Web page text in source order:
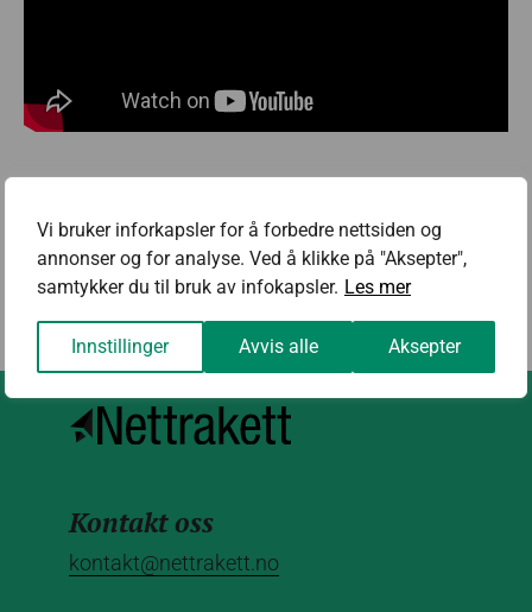
Vi bruker inforkapsler for å forbedre nettsiden og
annonser og for analyse. Ved å klikke på "Aksepter",
samtykker du til bruk av infokapsler. Les mer
Innstillinger Avvis alle Aksepter
Kontakt oss
kontakt@nettrakett.no